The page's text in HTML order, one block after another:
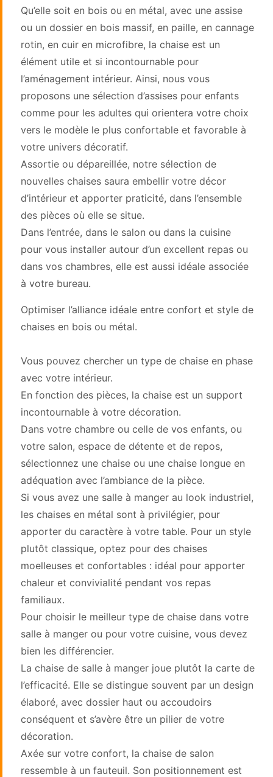
Qu’elle soit en bois ou en métal, avec une assise
ou un dossier en bois massif, en paille, en cannage
rotin, en cuir en microfibre, la chaise est un
élément utile et si incontournable pour
l’aménagement intérieur. Ainsi, nous vous
proposons une sélection d’assises pour enfants
comme pour les adultes qui orientera votre choix
vers le modèle le plus confortable et favorable à
votre univers décoratif.
Assortie ou dépareillée, notre sélection de
nouvelles chaises saura embellir votre décor
d’intérieur et apporter praticité, dans l’ensemble
des pièces où elle se situe.
Dans l’entrée, dans le salon ou dans la cuisine
pour vous installer autour d’un excellent repas ou
dans vos chambres, elle est aussi idéale associée
à votre bureau.
Optimiser l’alliance idéale entre confort et style de
chaises en bois ou métal.
Vous pouvez chercher un type de chaise en phase
avec votre intérieur.
En fonction des pièces, la chaise est un support
incontournable à votre décoration.
Dans votre chambre ou celle de vos enfants, ou
votre salon, espace de détente et de repos,
sélectionnez une chaise ou une chaise longue en
adéquation avec l’ambiance de la pièce.
Si vous avez une salle à manger au look industriel,
les chaises en métal sont à privilégier, pour
apporter du caractère à votre table. Pour un style
plutôt classique, optez pour des chaises
moelleuses et confortables : idéal pour apporter
chaleur et convivialité pendant vos repas
familiaux.
Pour choisir le meilleur type de chaise dans votre
salle à manger ou pour votre cuisine, vous devez
bien les différencier.
La chaise de salle à manger joue plutôt la carte de
l’efficacité. Elle se distingue souvent par un design
élaboré, avec dossier haut ou accoudoirs
conséquent et s’avère être un pilier de votre
décoration.
Axée sur votre confort, la chaise de salon
ressemble à un fauteuil. Son positionnement est